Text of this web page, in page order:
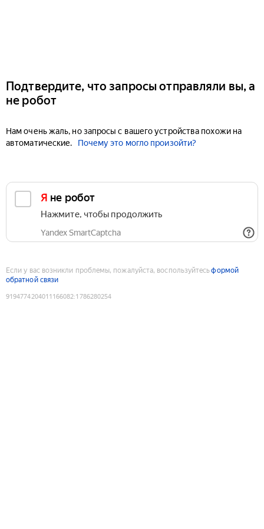
Подтвердите, что запросы отправляли вы, а
не робот
Нам очень жаль, но запросы с вашего устройства похожи на
автоматические.
Почему это могло произойти?
Я не робот
Нажмите, чтобы продолжить
Yandex SmartCaptcha
Если у вас возникли проблемы, пожалуйста, воспользуйтесьформой
обратной связи
9194774204011166082:1786280254